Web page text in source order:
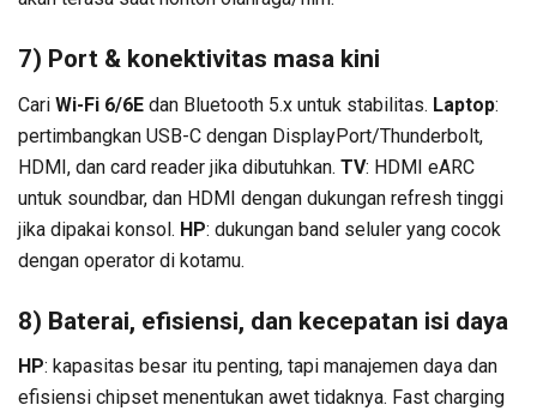
7) Port & konektivitas masa kini
Cari Wi-Fi 6/6E dan Bluetooth 5.x untuk stabilitas. Laptop:
pertimbangkan USB-C dengan DisplayPort/Thunderbolt,
HDMI, dan card reader jika dibutuhkan. TV: HDMI eARC
untuk soundbar, dan HDMI dengan dukungan refresh tinggi
jika dipakai konsol. HP: dukungan band seluler yang cocok
dengan operator di kotamu.
8) Baterai, efisiensi, dan kecepatan isi daya
HP: kapasitas besar itu penting, tapi manajemen daya dan
efisiensi chipset menentukan awet tidaknya. Fast charging